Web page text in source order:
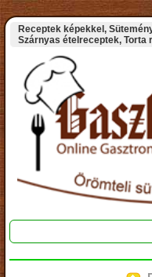
Receptek képekkel,
Szárnyas ételreceptek, Torta